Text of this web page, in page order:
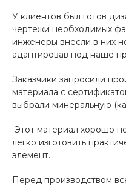
У клиентов был готов
чертежи необходимых
инженеры внесли в них
адаптировав под наше
Заказчики запросили
материала с
выбрали минеральную
Этот материал хорошо
легко изготовить
элемент.
Перед производством